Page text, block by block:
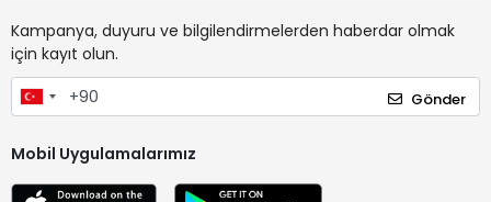
Kampanya, duyuru ve bilgilendirmelerden haberdar olmak
için kayıt olun.
Gönder
Mobil Uygulamalarımız